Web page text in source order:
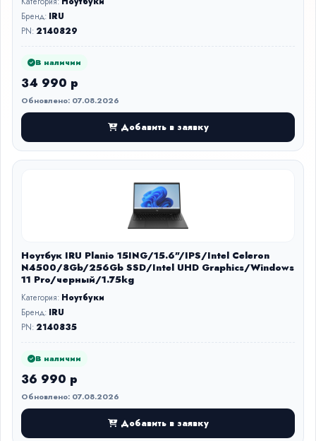
Бренд: IRU
PN: 2140829
В наличии
34 990 р
Обновлено: 07.08.2026
Добавить в заявку
Ноутбук IRU Planio 15ING/15.6"/IPS/Intel Celeron
N4500/8Gb/256Gb SSD/Intel UHD Graphics/Windows
11 Pro/черный/1.75kg
Категория: Ноутбуки
Бренд: IRU
PN: 2140835
В наличии
36 990 р
Обновлено: 07.08.2026
Добавить в заявку